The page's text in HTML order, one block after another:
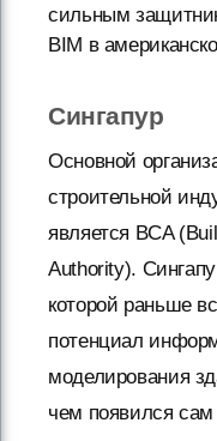
сильным
BIM в
Сингапур
Основной
строительной
является BCA
Authority).
которой раньше
потенциал
моделирования
чем появился